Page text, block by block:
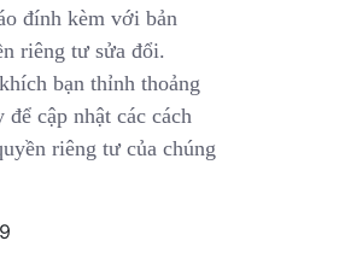
đính kèm với bản
riêng tư sửa đổi.
bạn thỉnh thoảng
để cập nhật các cách
riêng tư của chúng